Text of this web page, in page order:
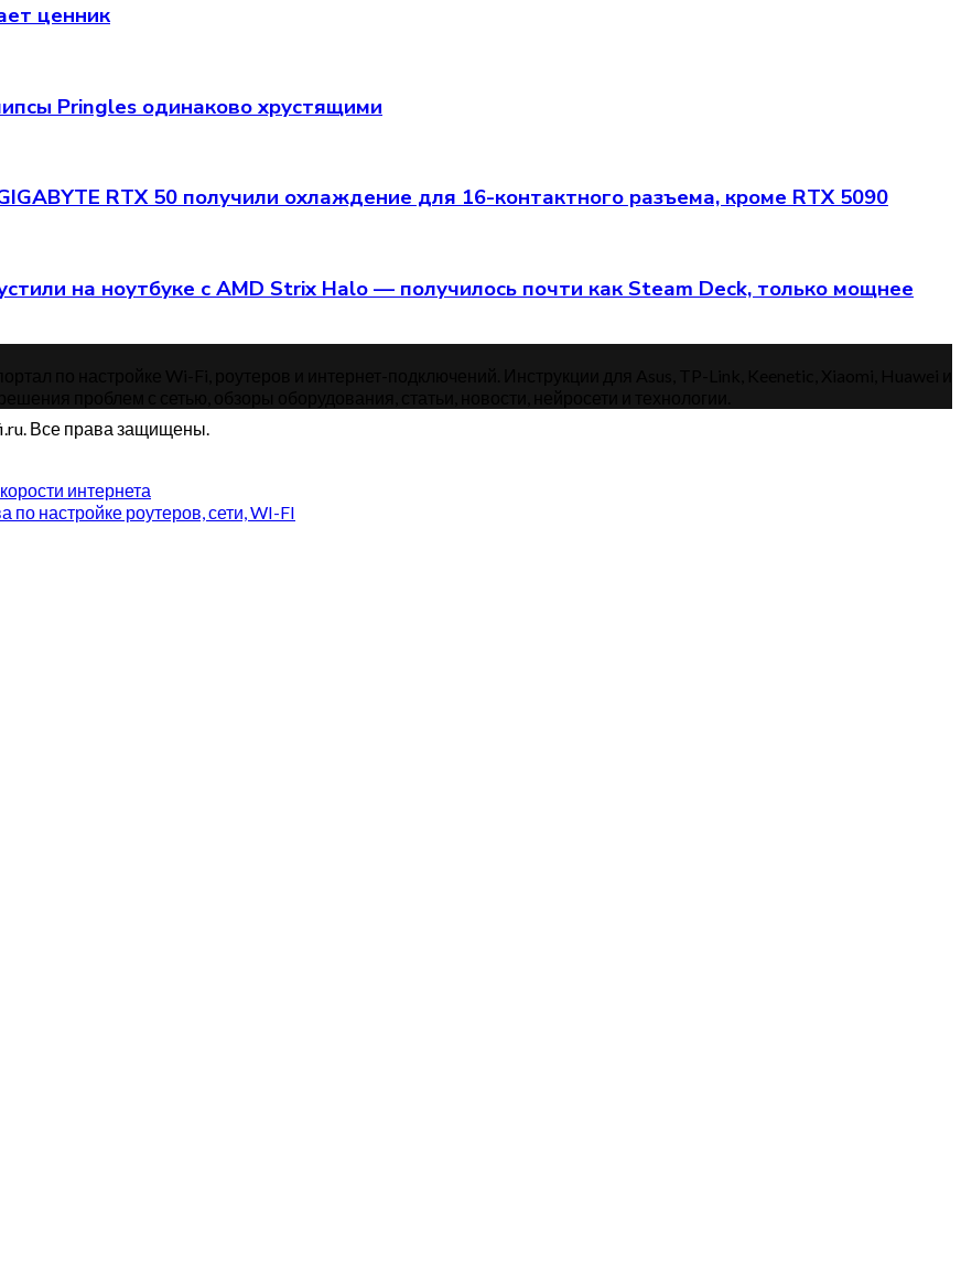
ценник
Pringles одинаково хрустящими
RTX 50 получили охлаждение для 16-контактного разъема, кроме RTX 5090
на ноутбуке с AMD Strix Halo — получилось почти как Steam Deck, только мощнее
Все права защищены.
интернета
по настройке роутеров, сети, WI-FI